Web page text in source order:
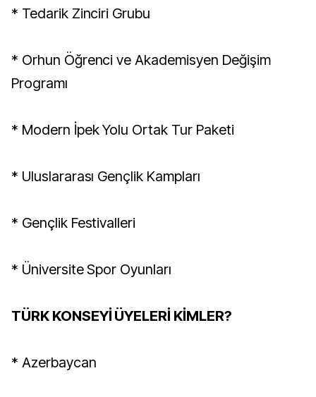
* Tedarik Zinciri Grubu
* Orhun Öğrenci ve Akademisyen Değişim
Programı
* Modern İpek Yolu Ortak Tur Paketi
* Uluslararası Gençlik Kampları
* Gençlik Festivalleri
* Üniversite Spor Oyunları
TÜRK KONSEYİ ÜYELERİ KİMLER?
* Azerbaycan